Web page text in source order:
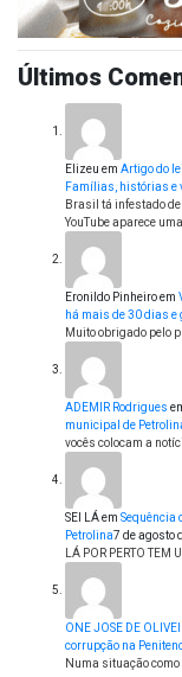
Últimos
Elizeu em Artigo do
Famílias, histórias e
Brasil tá infestado
YouTube aparece
Eronildo Pinheiroem
há mais de 30 dias e
Muito obrigado pelo
ADEMIR Rodrigues
municipal de
vocês colocam a
SEI LÁem Sequência
Petrolina7 de agosto
LÁ POR PERTO TEM
ONE JOSE DE
corrupção na
Numa situação